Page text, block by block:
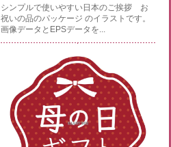
シンプルで使いやすい日本のご挨拶 お
祝いの品のパッケージ のイラストです。
画像データとEPSデータを...